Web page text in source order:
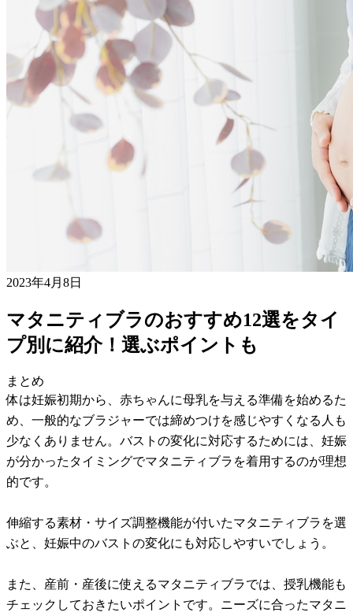
2023年4月8日
マタニティブラのおすすめ12選をタイ
プ別に紹介！選ぶポイントも
まとめ
体は妊娠初期から、赤ちゃんに母乳を与える準備を始めるた
め、一般的なブラジャーでは締めつけを感じやすくなる人も
少なくありません。バストの変化に対応するためには、妊娠
が分かったタイミングでマタニティブラを着用するのが理想
的です。
伸縮する素材・サイズ調整機能が付いたマタニティブラを選
ぶと、妊娠中のバストの変化にも対応しやすいでしょう。
また、産前・産後に使えるマタニティブラでは、授乳機能も
チェックしておきたいポイントです。ニーズに合ったマタニ